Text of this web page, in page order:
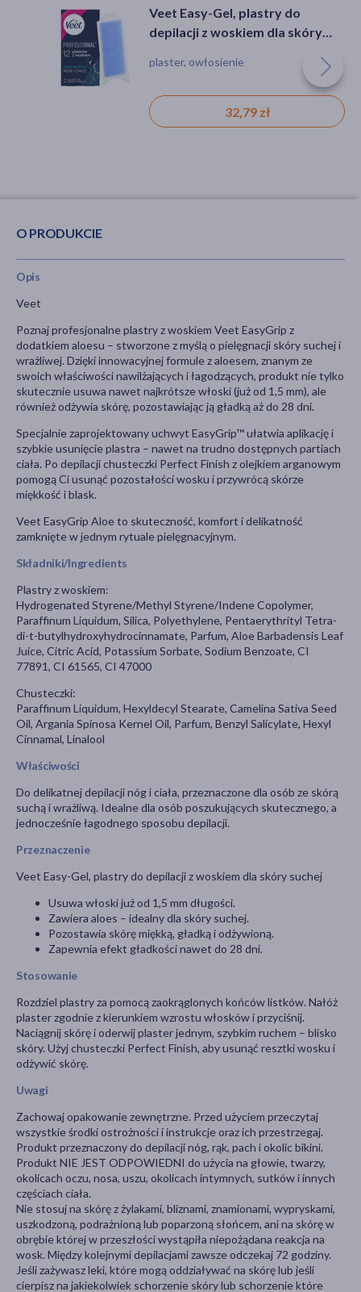
Ziaja Yego, balsam po goleniu,
kojąco-nawadniający, górski
balsam, podrażnienie, suchość
9,99 zł
Veet Easy-Gel, plastry do
depilacji z woskiem dla skóry
plaster, owłosienie
32,79 zł
O PRODUKCIE
Opis
Veet
Poznaj profesjonalne plastry z woskiem Veet EasyGrip z
dodatkiem aloesu – stworzone z myślą o pielęgnacji skóry suchej i
wrażliwej. Dzięki innowacyjnej formule z aloesem, znanym ze
swoich właściwości nawilżających i łagodzących, produkt nie tylko
skutecznie usuwa nawet najkrótsze włoski (już od 1,5 mm), ale
również odżywia skórę, pozostawiając ją gładką aż do 28 dni.
Specjalnie zaprojektowany uchwyt EasyGrip™ ułatwia aplikację i
szybkie usunięcie plastra – nawet na trudno dostępnych partiach
ciała. Po depilacji chusteczki Perfect Finish z olejkiem arganowym
pomogą Ci usunąć pozostałości wosku i przywrócą skórze
miękkość i blask.
Veet EasyGrip Aloe to skuteczność, komfort i delikatność
zamknięte w jednym rytuale pielęgnacyjnym.
Składniki/Ingredients
Plastry z woskiem:
Hydrogenated Styrene/Methyl Styrene/Indene Copolymer,
Paraffinum Liquidum, Silica, Polyethylene, Pentaerythrityl Tetra-
di-t-butylhydroxyhydrocinnamate, Parfum, Aloe Barbadensis Leaf
Juice, Citric Acid, Potassium Sorbate, Sodium Benzoate, CI
77891, CI 61565, CI 47000
Chusteczki:
Paraffinum Liquidum, Hexyldecyl Stearate, Camelina Sativa Seed
Oil, Argania Spinosa Kernel Oil, Parfum, Benzyl Salicylate, Hexyl
Cinnamal, Linalool
Właściwości
Do delikatnej depilacji nóg i ciała, przeznaczone dla osób ze skórą
suchą i wrażliwą. Idealne dla osób poszukujących skutecznego, a
jednocześnie łagodnego sposobu depilacji.
Przeznaczenie
Veet Easy-Gel, plastry do depilacji z woskiem dla skóry suchej
Usuwa włoski już od 1,5 mm długości.
Zawiera aloes – idealny dla skóry suchej.
Pozostawia skórę miękką, gładką i odżywioną.
Zapewnia efekt gładkości nawet do 28 dni.
Stosowanie
Rozdziel plastry za pomocą zaokrąglonych końców listków. Nałóż
plaster zgodnie z kierunkiem wzrostu włosków i przyciśnij.
Naciągnij skórę i oderwij plaster jednym, szybkim ruchem – blisko
skóry. Użyj chusteczki Perfect Finish, aby usunąć resztki wosku i
odżywić skórę.
Uwagi
Zachowaj opakowanie zewnętrzne. Przed użyciem przeczytaj
wszystkie środki ostrożności i instrukcje oraz ich przestrzegaj.
Produkt przeznaczony do depilacji nóg, rąk, pach i okolic bikini.
Produkt NIE JEST ODPOWIEDNI do użycia na głowie, twarzy,
okolicach oczu, nosa, uszu, okolicach intymnych, sutków i innych
częściach ciała.
Nie stosuj na skórę z żylakami, bliznami, znamionami, wypryskami,
uszkodzoną, podrażnioną lub poparzoną słońcem, ani na skórę w
obrębie której w przeszłości wystąpiła niepożądana reakcja na
wosk. Między kolejnymi depilacjami zawsze odczekaj 72 godziny.
Jeśli zażywasz leki, które mogą oddziaływać na skórę lub jeśli
cierpisz na jakiekolwiek schorzenie skóry lub schorzenie które